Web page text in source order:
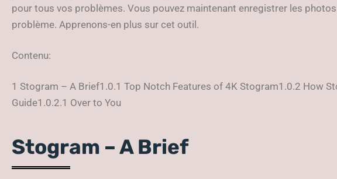
pour tous vos problèmes. Vous pouvez maintenant enregistrer les
problème. Apprenons-en plus sur cet outil.
Contenu:
1 Stogram – A Brief1.0.1 Top Notch Features of 4K Stogram1.0.2 How
Guide1.0.2.1 Over to You
Stogram – A Brief